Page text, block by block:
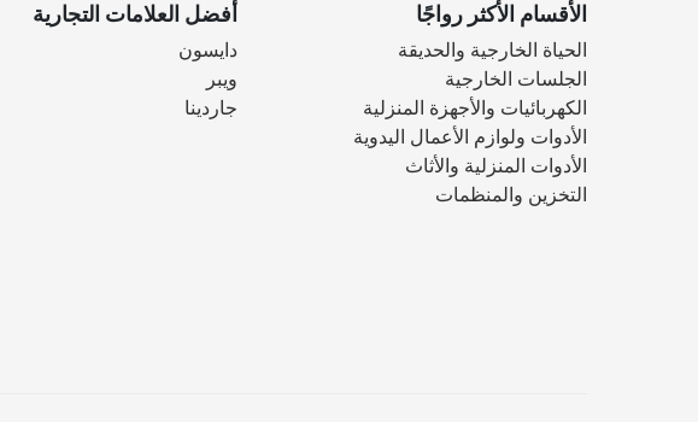
الأقسام الأكثر رواجًا
الحياة الخارجية والحديقة
الجلسات الخارجية
الكهربائيات والأجهزة المنزلية
الأدوات ولوازم الأعمال اليدوية
الأدوات المنزلية والأثاث
التخزين والمنظمات
أفضل العلامات التجارية
دايسون
ويبر
جاردينا